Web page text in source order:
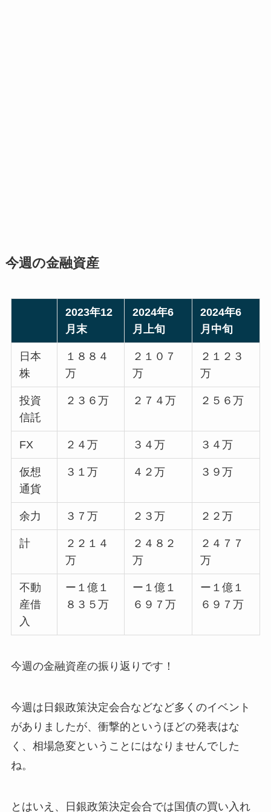
今週の金融資産
2023年12
月末
2024年6
月上旬
2024年6
月中旬
日本
株
１８８４
万
２１０７
万
２１２３
万
投資
信託
２３６万 ２７４万 ２５６万
FX ２４万 ３４万 ３４万
仮想
通貨
３１万 ４２万 ３９万
余力 ３７万 ２３万 ２２万
計
２２１４
万
２４８２
万
２４７７
万
不動
産借
入
ー１億１
８３５万
ー１億１
６９７万
ー１億１
６９７万
今週の金融資産の振り返りです！
今週は日銀政策決定会合などなど多くのイベント
がありましたが、衝撃的というほどの発表はな
く、相場急変ということにはなりませんでした
ね。
とはいえ、日銀政策決定会合では国債の買い入れ